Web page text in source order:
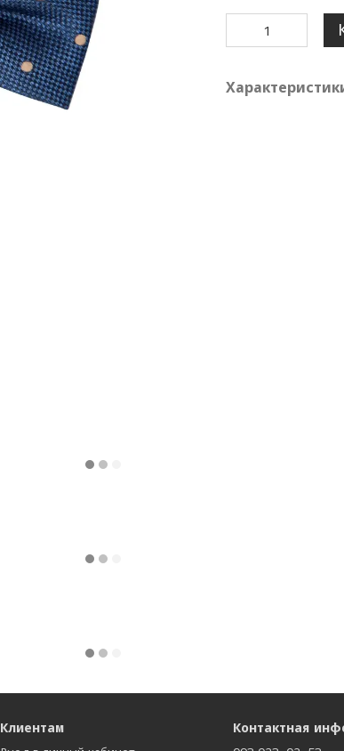
Клиентам Контактная